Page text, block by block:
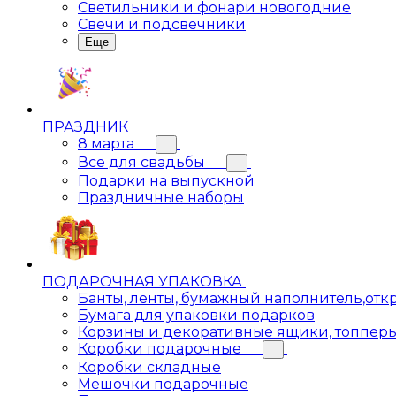
Светильники и фонари новогодние
Свечи и подсвечники
Еще
ПРАЗДНИК
8 марта
Все для свадьбы
Подарки на выпускной
Праздничные наборы
ПОДАРОЧНАЯ УПАКОВКА
Банты, ленты, бумажный
Бумага для упаковки подарков
Корзины и декоративные ящики,
Коробки подарочные
Коробки складные
Мешочки подарочные